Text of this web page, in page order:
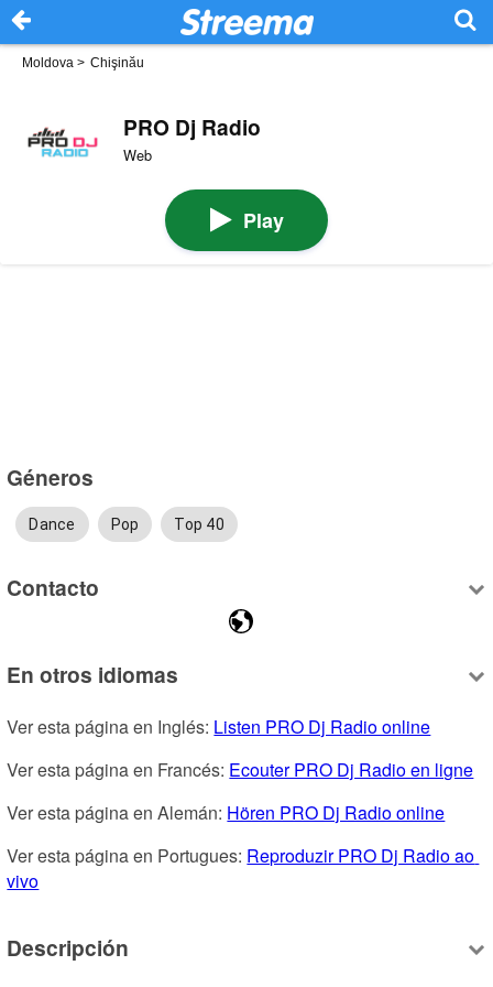
Moldova > Chişinău
PRO Dj Radio
Web
Play
Géneros
Dance Pop Top 40
Contacto
En otros idiomas
Ver esta página en Inglés: Listen PRO Dj Radio online
Ver esta página en Francés: Ecouter PRO Dj Radio en ligne
Ver esta página en Alemán: Hören PRO Dj Radio online
Ver esta página en Portugues: Reproduzir PRO Dj Radio ao
vivo
Descripción